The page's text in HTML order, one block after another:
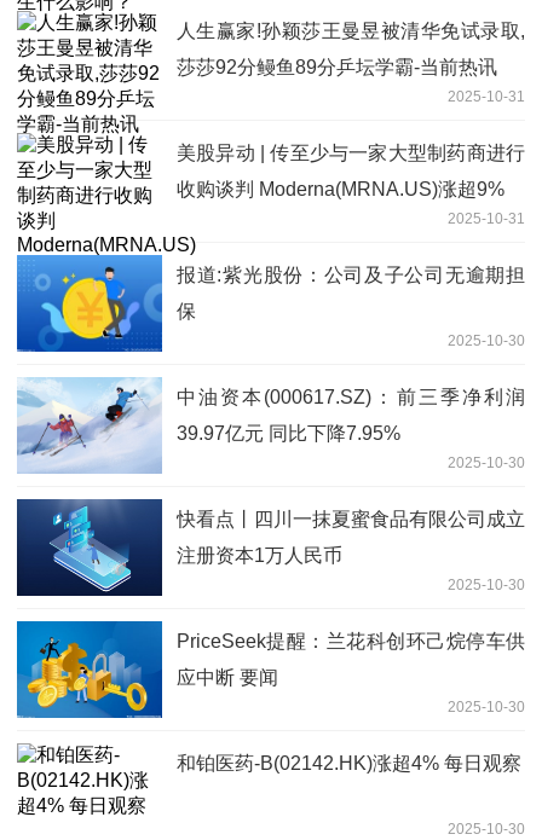
人生赢家!孙颖莎王曼昱被清华免试录取,
莎莎92分鳗鱼89分乒坛学霸-当前热讯
2025-10-31
美股异动 | 传至少与一家大型制药商进行
收购谈判 Moderna(MRNA.US)涨超9%
2025-10-31
报道:紫光股份：公司及子公司无逾期担
保
2025-10-30
中油资本(000617.SZ)：前三季净利润
39.97亿元 同比下降7.95%
2025-10-30
快看点丨四川一抹夏蜜食品有限公司成立
注册资本1万人民币
2025-10-30
PriceSeek提醒：兰花科创环己烷停车供
应中断 要闻
2025-10-30
和铂医药-B(02142.HK)涨超4% 每日观察
2025-10-30